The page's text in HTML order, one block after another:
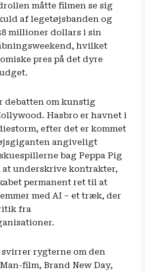
måtte filmen se sig
af legetøjsbanden og
millioner dollars i sin
hvilket
pres på det dyre
debatten om kunstig
Hasbro er havnet i
efter det er kommet
angiveligt
bag Peppa Pig
underskrive kontrakter,
permanent ret til at
med AI – et træk, der
fra
rygterne om den
film, Brand New Day,